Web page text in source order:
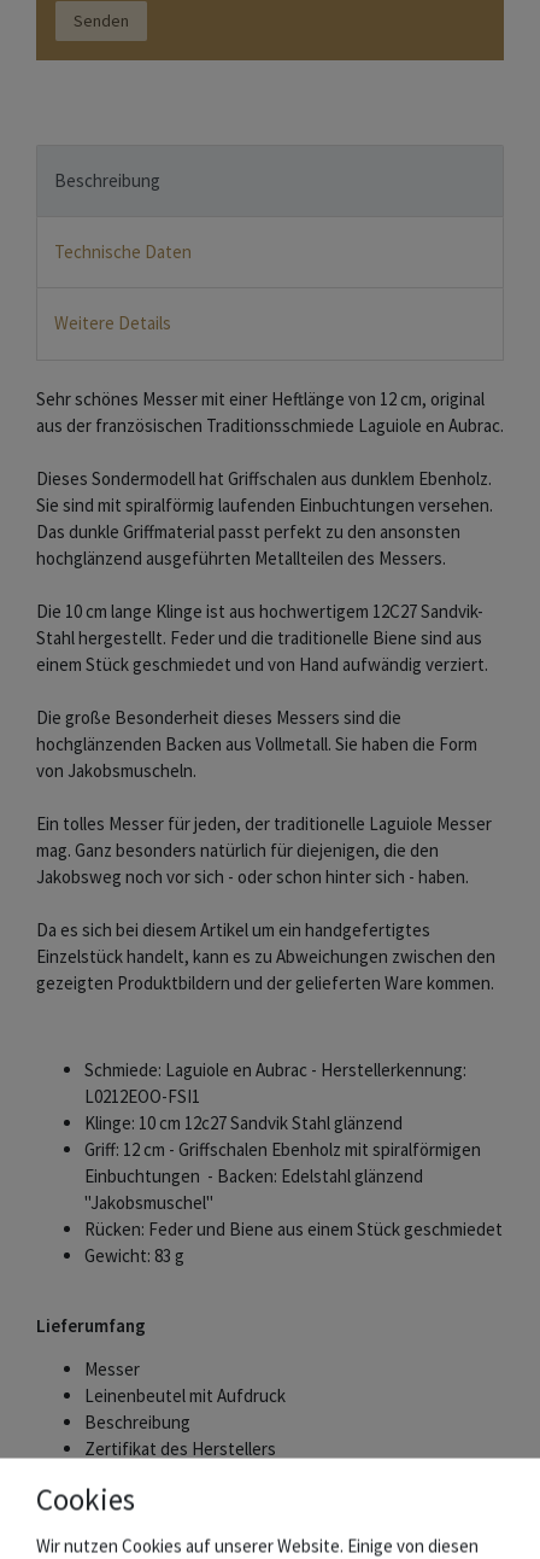
Senden
Beschreibung
Technische Daten
Weitere Details
Sehr schönes Messer mit einer Heftlänge von 12 cm, original
aus der französischen Traditionsschmiede Laguiole en Aubrac.
Dieses Sondermodell hat Griffschalen aus dunklem Ebenholz.
Sie sind mit spiralförmig laufenden Einbuchtungen versehen.
Das dunkle Griffmaterial passt perfekt zu den ansonsten
hochglänzend ausgeführten Metallteilen des Messers.
Die 10 cm lange Klinge ist aus hochwertigem 12C27 Sandvik-
Stahl hergestellt. Feder und die traditionelle Biene sind aus
einem Stück geschmiedet und von Hand aufwändig verziert.
Die große Besonderheit dieses Messers sind die
hochglänzenden Backen aus Vollmetall. Sie haben die Form
von Jakobsmuscheln.
Ein tolles Messer für jeden, der traditionelle Laguiole Messer
mag. Ganz besonders natürlich für diejenigen, die den
Jakobsweg noch vor sich - oder schon hinter sich - haben.
Da es sich bei diesem Artikel um ein handgefertigtes
Einzelstück handelt, kann es zu Abweichungen zwischen den
gezeigten Produktbildern und der gelieferten Ware kommen.
Schmiede: Laguiole en Aubrac - Herstellerkennung:
L0212EOO-FSI1
Klinge: 10 cm 12c27 Sandvik Stahl glänzend
Griff: 12 cm - Griffschalen Ebenholz mit spiralförmigen
Einbuchtungen - Backen: Edelstahl glänzend
"Jakobsmuschel"
Rücken: Feder und Biene aus einem Stück geschmiedet
Gewicht: 83 g
Lieferumfang
Messer
Leinenbeutel mit Aufdruck
Beschreibung
Zertifikat des Herstellers
Die Schmiede Laguiole en Aubrac
Cookies
Wir nutzen Cookies auf unserer Website. Einige von diesen